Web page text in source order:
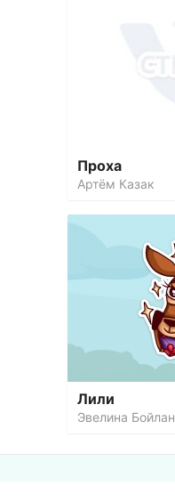
Проха
Артём Казак
Лили
Эвелина Бойлан